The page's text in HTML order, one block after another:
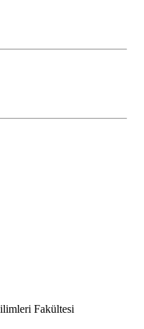
Fakültesi